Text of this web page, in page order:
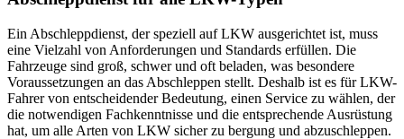
Ein Abschleppdienst, der speziell auf LKW ausgerichtet ist, muss
eine Vielzahl von Anforderungen und Standards erfüllen. Die
Fahrzeuge sind groß, schwer und oft beladen, was besondere
Voraussetzungen an das Abschleppen stellt. Deshalb ist es für LKW-
Fahrer von entscheidender Bedeutung, einen Service zu wählen, der
die notwendigen Fachkenntnisse und die entsprechende Ausrüstung
hat, um alle Arten von LKW sicher zu bergung und abzuschleppen.